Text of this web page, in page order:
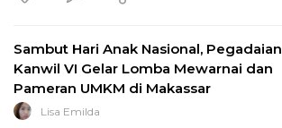
Sambut Hari Anak Nasional, Pegadaian
Kanwil VI Gelar Lomba Mewarnai dan
Pameran UMKM di Makassar
Lisa Emilda